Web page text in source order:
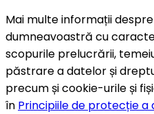
Mai multe informații
dumneavoastră cu
scopurile prelucrării,
păstrare a datelor și
precum și cookie-urile și
în Principiile de protecție a